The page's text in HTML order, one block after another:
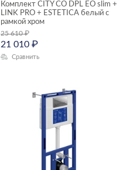
Комплект CITY CO DPL EO slim +
LINK PRO + ESTETICA белый с
рамкой хром
25 610₽
21 010 ₽
Сравнить